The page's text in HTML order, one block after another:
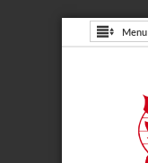
Menu